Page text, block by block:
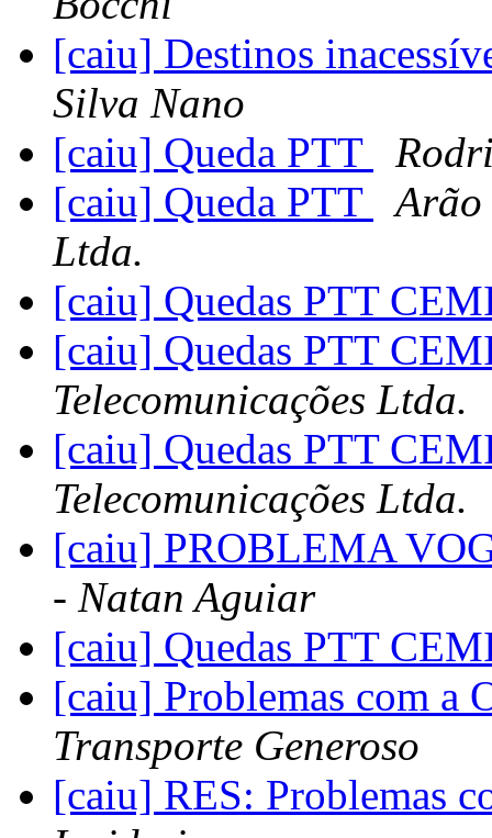
[caiu] Destinos
Silva Nano
[caiu] Queda PTT
[caiu] Queda PTT
Arão
Ltda.
[caiu] Quedas PTT
[caiu] Quedas PTT
Telecomunicações Ltda.
[caiu] Quedas PTT
Telecomunicações Ltda.
[caiu] PROBLEMA
- Natan Aguiar
[caiu] Quedas PTT
[caiu] Problemas com a
Transporte Generoso
[caiu] RES: Problemas